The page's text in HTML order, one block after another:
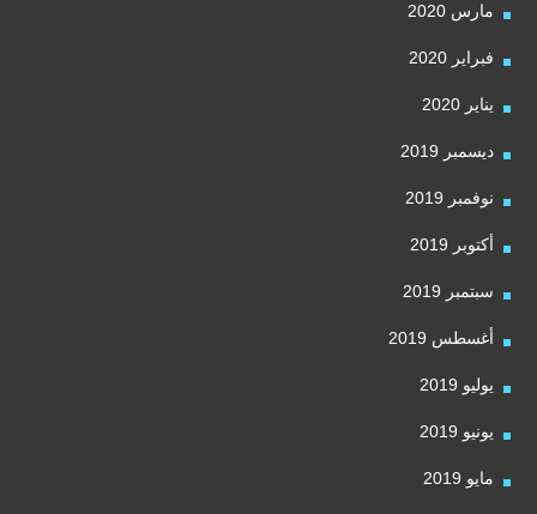
مارس 2020
فبراير 2020
يناير 2020
ديسمبر 2019
نوفمبر 2019
أكتوبر 2019
سبتمبر 2019
أغسطس 2019
يوليو 2019
يونيو 2019
مايو 2019